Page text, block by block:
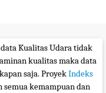
data Kualitas Udara tidak
kualitas maka data
saja. ProyekIndeks
semua kemampuan dan